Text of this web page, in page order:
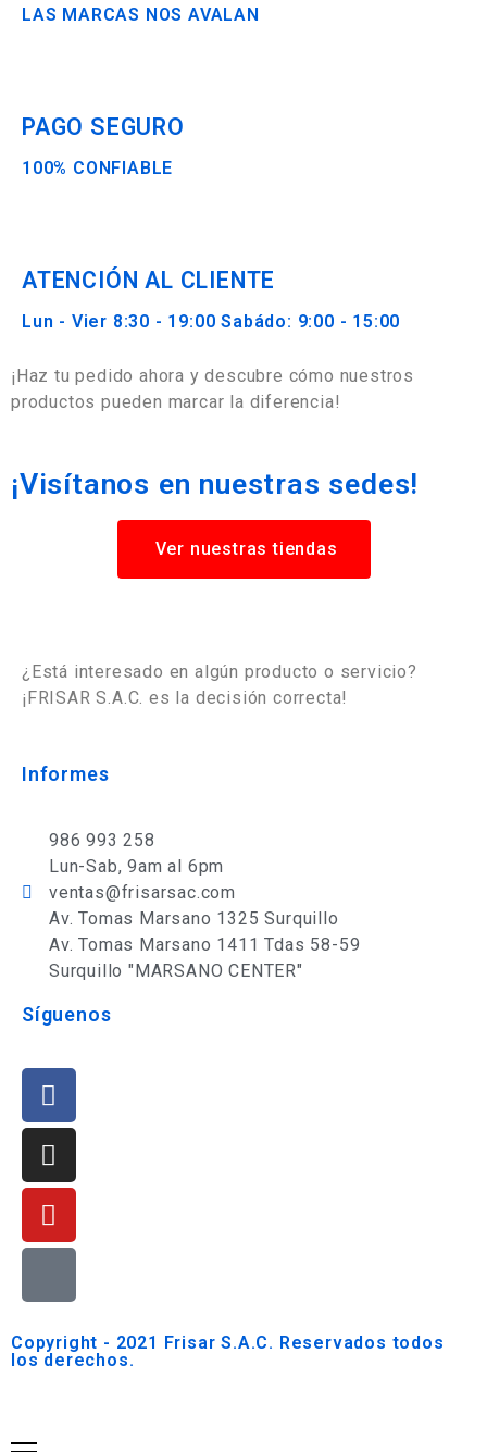
LAS MARCAS NOS AVALAN
PAGO SEGURO
100% CONFIABLE
ATENCIÓN AL CLIENTE
Lun - Vier 8:30 - 19:00 Sabádo: 9:00 - 15:00
¡Haz tu pedido ahora y descubre cómo nuestros
productos pueden marcar la diferencia!
¡Visítanos en nuestras sedes!
Ver nuestras tiendas
¿Está interesado en algún producto o servicio?
¡FRISAR S.A.C. es la decisión correcta!
Informes
986 993 258
Lun-Sab, 9am al 6pm
ventas@frisarsac.com
Av. Tomas Marsano 1325 Surquillo
Av. Tomas Marsano 1411 Tdas 58-59
Surquillo "MARSANO CENTER"
Síguenos
Copyright - 2021 Frisar S.A.C. Reservados todos
los derechos.